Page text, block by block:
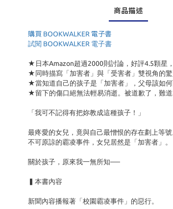
商品描述
購買 BOOKWALKER 電子書
試閱 BOOKWALKER 電子書
★日本Amazon超過2000則討論，好評4.5顆星
★同時描寫「加害者」與「受害者」雙視角的驚
★當知道自己的孩子是「加害者」，父母該如何
★留下的傷口絕無法輕易消逝。被道歉了，難
「我可不記得有把妳教成這種孩子！」
最疼愛的女兒，竟與自己最憎恨的存在劃上等號
不可原諒的霸凌事件，女兒居然是「加害者」。
關於孩子，原來我一無所知──
▍本書內容
新聞內容播報著「校園霸凌事件」的惡行。